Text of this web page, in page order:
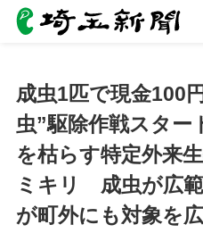
成虫1匹で現金100
虫”駆除作戦スタ
を枯らす特定外来
ミキリ 成虫が広
が町外にも対象を